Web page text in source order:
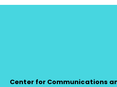
Center for Communications